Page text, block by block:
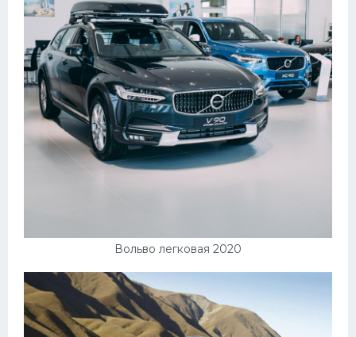
Вольво легковая 2020